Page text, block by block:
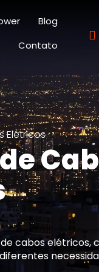
Blog
Contato
Elétricos
cabos elétricos,